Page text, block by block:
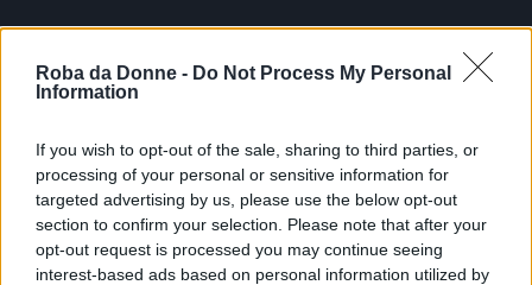
Roba da Donne - Do Not Process My Personal
Information
If you wish to opt-out of the sale, sharing to third parties, or
processing of your personal or sensitive information for
targeted advertising by us, please use the below opt-out
section to confirm your selection. Please note that after your
opt-out request is processed you may continue seeing
interest-based ads based on personal information utilized by